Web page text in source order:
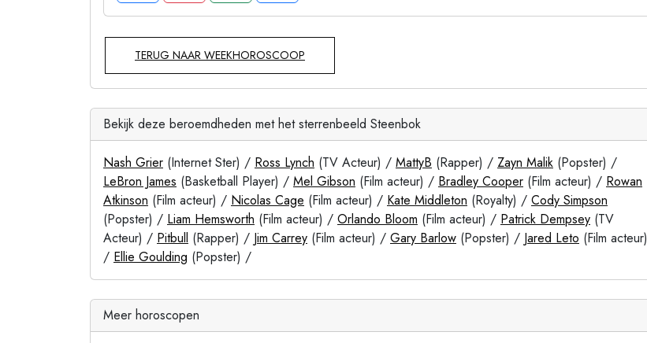
TERUG NAAR WEEKHOROSCOOP
Bekijk deze beroemdheden met het sterrenbeeld Steenbok
Nash Grier (Internet Ster) / Ross Lynch (TV Acteur) / MattyB (Rapper) / Zayn Malik (Popster) /
LeBron James (Basketball Player) / Mel Gibson (Film acteur) / Bradley Cooper (Film acteur) / Rowan
Atkinson (Film acteur) / Nicolas Cage (Film acteur) / Kate Middleton (Royalty) / Cody Simpson
(Popster) / Liam Hemsworth (Film acteur) / Orlando Bloom (Film acteur) / Patrick Dempsey (TV
Acteur) / Pitbull (Rapper) / Jim Carrey (Film acteur) / Gary Barlow (Popster) / Jared Leto (Film acteur)
/ Ellie Goulding (Popster) /
Meer horoscopen